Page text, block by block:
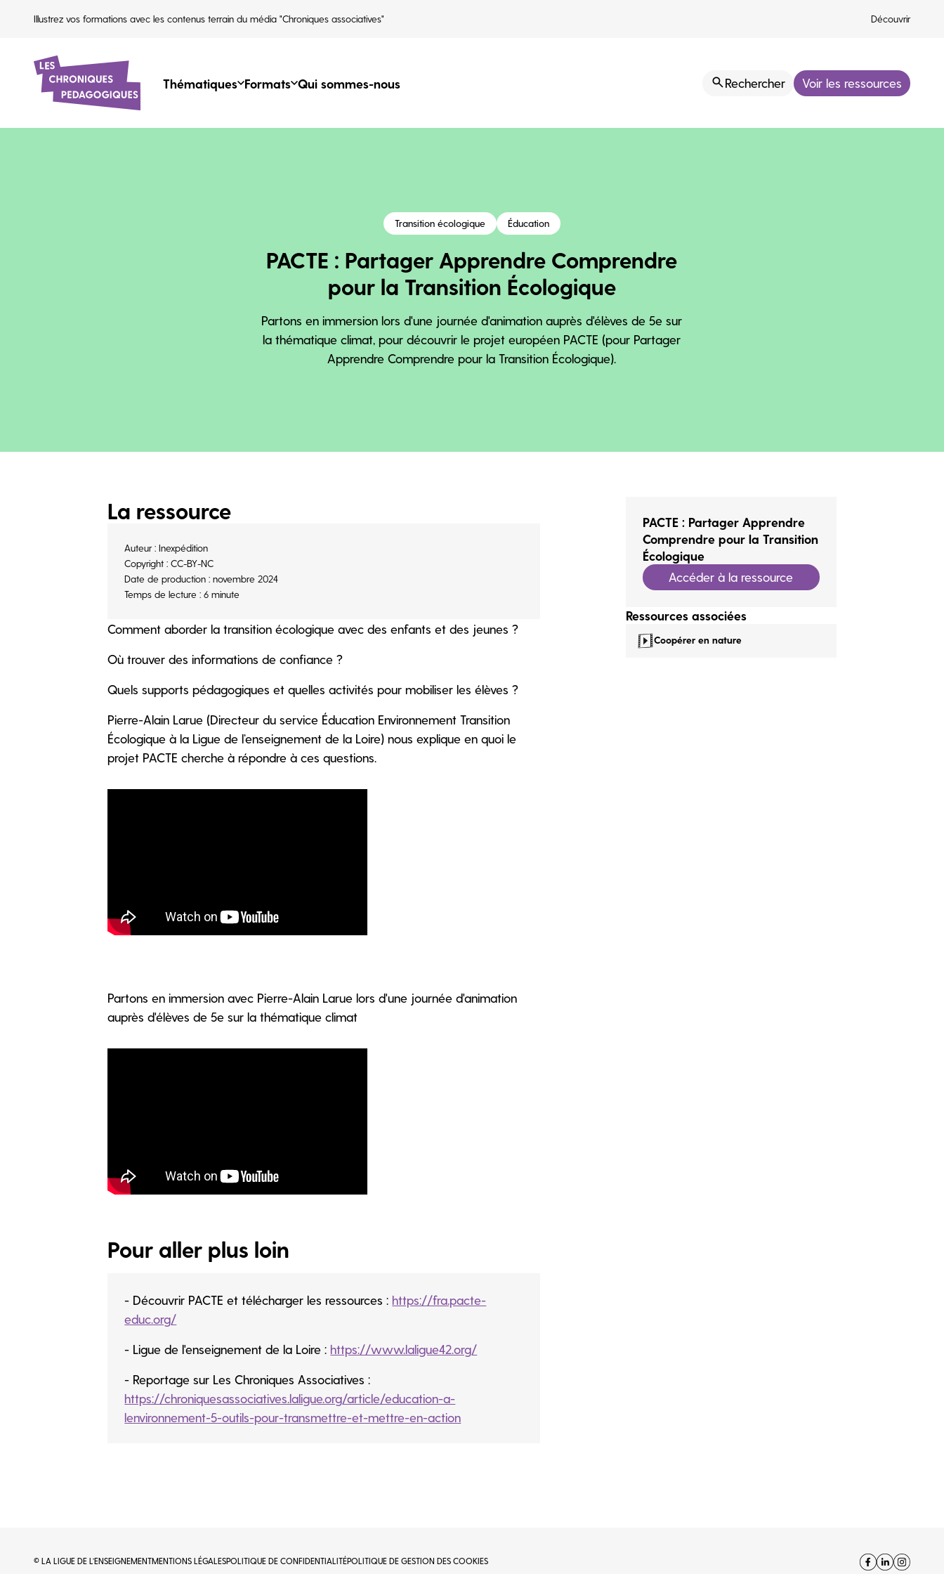
Illustrez vos formations avec les contenus terrain du média "Chroniques associatives" Découvrir
Thématiques Formats Qui sommes-nous Rechercher Voir les ressources
Transition écologique Éducation
PACTE : Partager Apprendre Comprendre
pour la Transition Écologique
Partons en immersion lors d'une journée d'animation auprès d'élèves de 5e sur
la thématique climat, pour découvrir le projet européen PACTE (pour Partager
Apprendre Comprendre pour la Transition Écologique).
La ressource
Auteur : Inexpédition
Copyright : CC-BY-NC
Date de production : novembre 2024
Temps de lecture : 6 minute
Comment aborder la transition écologique avec des enfants et des jeunes ?
Où trouver des informations de confiance ?
Quels supports pédagogiques et quelles activités pour mobiliser les élèves ?
Pierre-Alain Larue (Directeur du service Éducation Environnement Transition
Écologique à la Ligue de l’enseignement de la Loire) nous explique en quoi le
projet PACTE cherche à répondre à ces questions.
Partons en immersion avec Pierre-Alain Larue lors d'une journée d'animation
auprès d'élèves de 5e sur la thématique climat
Pour aller plus loin
- Découvrir PACTE et télécharger les ressources : https://fra.pacte-
educ.org/
- Ligue de l'enseignement de la Loire : https://www.laligue42.org/
- Reportage sur Les Chroniques Associatives :
https://chroniquesassociatives.laligue.org/article/education-a-
lenvironnement-5-outils-pour-transmettre-et-mettre-en-action
PACTE : Partager Apprendre
Comprendre pour la Transition
Écologique
Accéder à la ressource
Ressources associées
Coopérer en nature
© LA LIGUE DE L’ENSEIGNEMENTMENTIONS LÉGALESPOLITIQUE DE CONFIDENTIALITÉPOLITIQUE DE GESTION DES COOKIES